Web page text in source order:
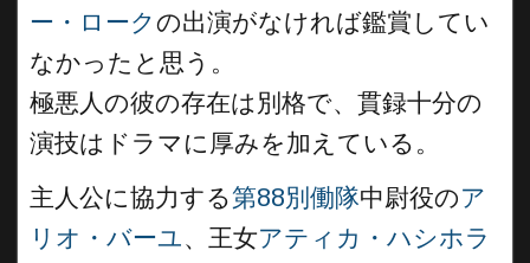
ー・ロークの出演がなければ鑑賞してい
なかったと思う。
極悪人の彼の存在は別格で、貫録十分の
演技はドラマに厚みを加えている。
主人公に協力する第88別働隊中尉役のア
リオ・バーユ、王女アティカ・ハシホラ